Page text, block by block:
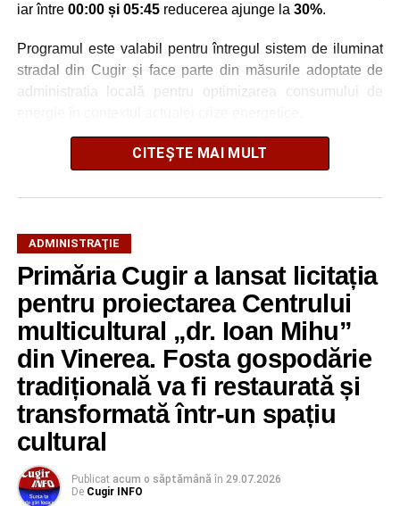
iar între 00:00 și 05:45reducerea ajunge la 30%.
Programul este valabil pentru întregul sistem de iluminat
stradal din Cugir și face parte din măsurile adoptate de
administrația locală pentru optimizarea consumului de
Autoritățile locale precizează că reducerea intensității
este realizată astfel încât să fie menținut un nivel adecvat
de iluminare pe timpul nopții.
Adaugă cugirinfo.ro ca sursă
preferată pe Google
Ultimele știri din Cugir
Cum și-a construit un informatician din Cugir propria
mașină solară. Vehiculul a ajuns și la o expoziție din
Berlin
Cugir și-au perfecționat competențele prin
CITEȘTE MAI MULT
ADMINISTRAŢIE
Primăria Cugir a lansat licitația
pentru proiectarea Centrului
multicultural „dr. Ioan Mihu”
din Vinerea. Fosta gospodărie
tradițională va fi restaurată și
transformată într-un spațiu
cultural
Publicat acum o săptămână în 29.07.2026
De Cugir INFO